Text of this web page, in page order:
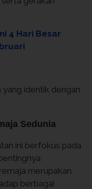
4 Hari Besar
identik dengan
Sedunia
ini berfokus pada
merupakan
berbagai